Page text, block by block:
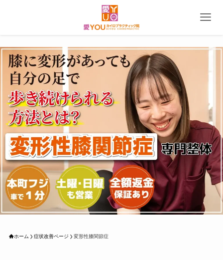
ホーム 症状改善ページ 変形性膝関節症